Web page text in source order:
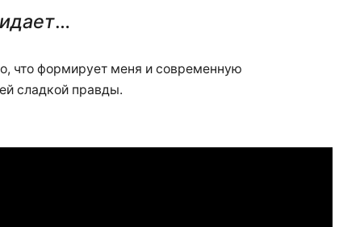
…
что формирует меня и современную
сладкой правды.